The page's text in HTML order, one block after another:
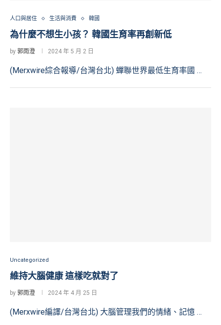
人口與居住 生活與消費 韓國
為什麼不想生小孩？ 韓國生育率再創新低
by 郭雨澄 2024 年 5 月 2 日
(Merxwire綜合報導/台灣台北) 蟬聯世界最低生育率國 …
Uncategorized
維持大腦健康 這樣吃就對了
by 郭雨澄 2024 年 4 月 25 日
(Merxwire編譯/台灣台北) 大腦管理我們的情緒、記憶 …